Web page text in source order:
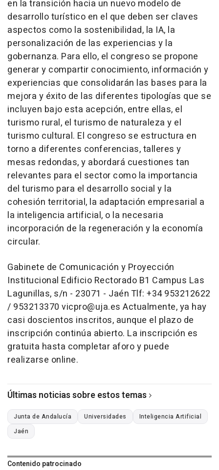
en la transición hacia un nuevo modelo de
desarrollo turístico en el que deben ser claves
aspectos como la sostenibilidad, la IA, la
personalización de las experiencias y la
gobernanza. Para ello, el congreso se propone
generar y compartir conocimiento, información y
experiencias que consolidarán las bases para la
mejora y éxito de las diferentes tipologías que se
incluyen bajo esta acepción, entre ellas, el
turismo rural, el turismo de naturaleza y el
turismo cultural. El congreso se estructura en
torno a diferentes conferencias, talleres y
mesas redondas, y abordará cuestiones tan
relevantes para el sector como la importancia
del turismo para el desarrollo social y la
cohesión territorial, la adaptación empresarial a
la inteligencia artificial, o la necesaria
incorporación de la regeneración y la economía
circular.
Gabinete de Comunicación y Proyección
Institucional Edificio Rectorado B1 Campus Las
Lagunillas, s/n - 23071 - Jaén Tlf: +34 953212622
/ 953213370 vicpro@uja.es Actualmente, ya hay
casi doscientos inscritos, aunque el plazo de
inscripción continúa abierto. La inscripción es
gratuita hasta completar aforo y puede
realizarse online.
Últimas noticias sobre estos temas
Junta de Andalucía Universidades
Inteligencia Artificial
Jaén
Contenido patrocinado